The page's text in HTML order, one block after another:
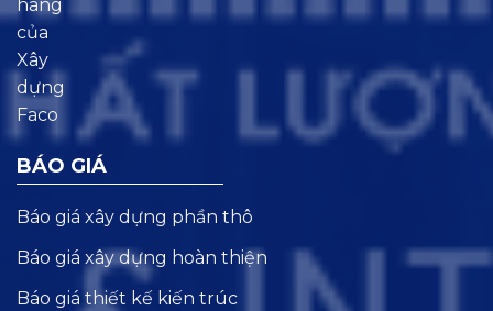
BÁO GIÁ
Báo giá xây dựng phần thô
Báo giá xây dựng hoàn thiện
Báo giá thiết kế kiến trúc